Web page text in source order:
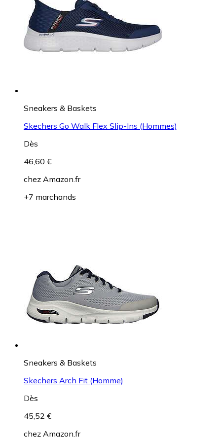
Sneakers & Baskets
Skechers Go Walk Flex Slip-Ins (Hommes)
Dès
46,60 €
chez Amazon.fr
+7 marchands
Sneakers & Baskets
Skechers Arch Fit (Homme)
Dès
45,52 €
chez Amazon.fr